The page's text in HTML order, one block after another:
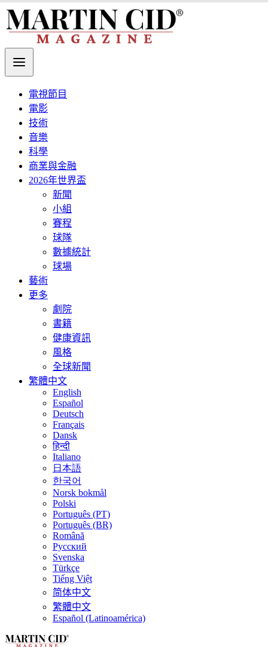
電視節目
電影
技術
音樂
科學
商業與金融
2026年世界盃
新聞
小組
賽程
球隊
數據統計
球場
藝術
更多
劇院
書籍
健康資訊
風格
全球新聞
繁體中文
English
Español
Deutsch
Français
Dansk
हिन्दी
Italiano
日本語
한국어
Norsk bokmål
Polski
Português (PT)
Português (BR)
Română
Русский
Svenska
Türkçe
Tiếng Việt
简体中文
繁體中文
Español (Latinoamérica)